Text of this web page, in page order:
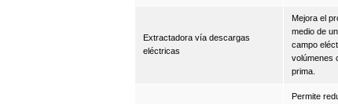
Extractadora vía descargas
eléctricas
Mejora el
medio de
campo
volúmenes
prima.
Permite